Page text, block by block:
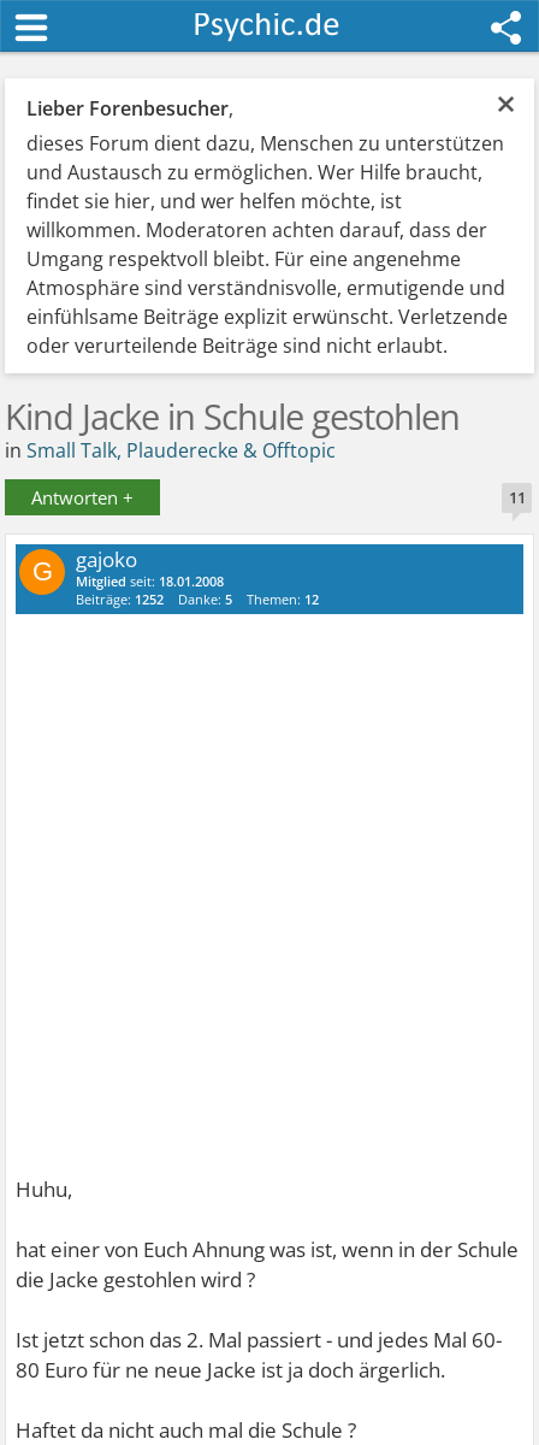
×
Lieber Forenbesucher,
dieses Forum dient dazu, Menschen zu unterstützen
und Austausch zu ermöglichen. Wer Hilfe braucht,
findet sie hier, und wer helfen möchte, ist
willkommen. Moderatoren achten darauf, dass der
Umgang respektvoll bleibt. Für eine angenehme
Atmosphäre sind verständnisvolle, ermutigende und
einfühlsame Beiträge explizit erwünscht. Verletzende
oder verurteilende Beiträge sind nicht erlaubt.
Kind Jacke in Schule gestohlen
inSmall Talk, Plauderecke & Offtopic
Antworten + 11
G gajoko
Mitglied seit: 18.01.2008
Beiträge: 1252 Danke:5 Themen: 12
Huhu,
hat einer von Euch Ahnung was ist, wenn in der Schule
die Jacke gestohlen wird ?
Ist jetzt schon das 2. Mal passiert - und jedes Mal 60-
80 Euro für ne neue Jacke ist ja doch ärgerlich.
Haftet da nicht auch mal die Schule ?